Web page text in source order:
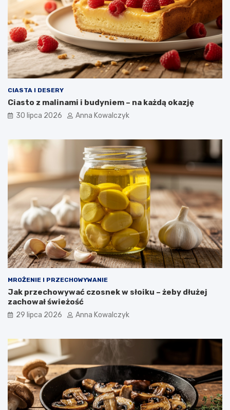
CIASTA I DESERY
Ciasto z malinami i budyniem – na każdą okazję
30 lipca 2026 Anna Kowalczyk
MROŻENIE I PRZECHOWYWANIE
Jak przechowywać czosnek w słoiku – żeby dłużej
zachował świeżość
29 lipca 2026 Anna Kowalczyk